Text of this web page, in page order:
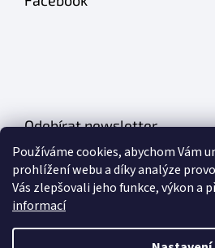
Používáme cookies, abychom Vám
prohlížení webu a díky analýze
Vás zlepšovali jeho funkce, výkon a
informací
Odebírat newsletter
Vložte svůj e-mail a my vám budeme
produktech na našem e-shopu.
E-mail